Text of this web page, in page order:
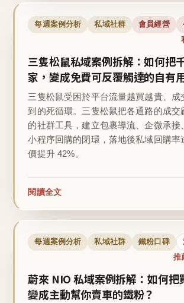
每週案例分析 私域社群 會員經營
三隻松鼠私域案例拆解：如何把
家，變成免費可反覆觸達的自有
三隻松鼠受困於平台流量越買越貴、成
到的死循環。三隻松鼠把各通路的成交
的社群工具，建立包裹導流、企微承接
小程序回購的閉環，落地後私域回購率
價提升 42%。
閱讀全文
每週案例分析 私域社群 鐵粉口碑
推
蔚來 NIO 私域案例拆解：如何把
變成主動幫你賣車的鐵粉？